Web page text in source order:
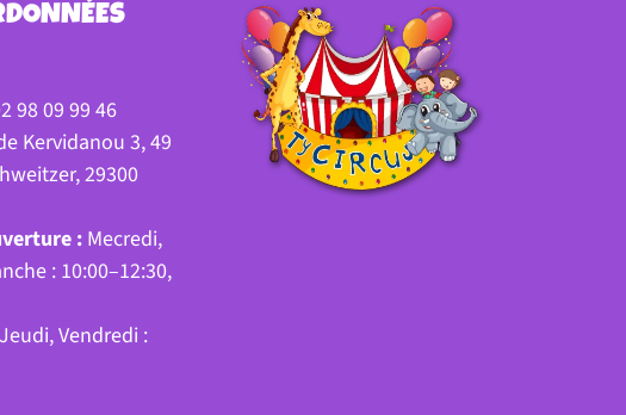
98 09 99 46
Kervidanou 3, 49
29300
: Mecredi,
: 10:00–12:30,
Vendredi :